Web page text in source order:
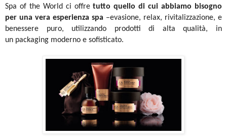
Spa of the World ci offretutto quello di cuiabbiamo bisogno
per una vera esperienza spa –evasione, relax, rivitalizzazione, e
benessere puro, utilizzando prodotti di alta qualità, in
un packaging moderno e sofisticato.